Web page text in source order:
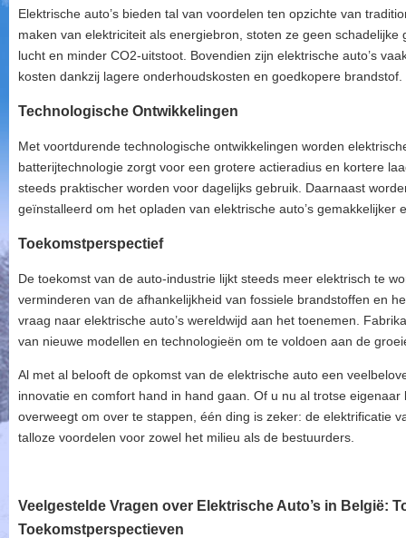
Elektrische auto’s bieden tal van voordelen ten opzichte van
maken van elektriciteit als energiebron, stoten ze geen
lucht en minder CO2-uitstoot. Bovendien zijn elektrische auto’s
kosten dankzij lagere onderhoudskosten en goedkopere brandstof.
Technologische Ontwikkelingen
Met voortdurende technologische ontwikkelingen worden
batterijtechnologie zorgt voor een grotere actieradius en kortere
steeds praktischer worden voor dagelijks gebruik. Daarnaast
geïnstalleerd om het opladen van elektrische auto’s gemakkelijker
Toekomstperspectief
De toekomst van de auto-industrie lijkt steeds meer elektrisch te
verminderen van de afhankelijkheid van fossiele brandstoffen en
vraag naar elektrische auto’s wereldwijd aan het toenemen.
van nieuwe modellen en technologieën om te voldoen aan de
Al met al belooft de opkomst van de elektrische auto een
innovatie en comfort hand in hand gaan. Of u nu al trotse
overweegt om over te stappen, één ding is zeker: de elektrificatie
talloze voordelen voor zowel het milieu als de bestuurders.
Veelgestelde Vragen over Elektrische Auto’s in België:
Toekomstperspectieven